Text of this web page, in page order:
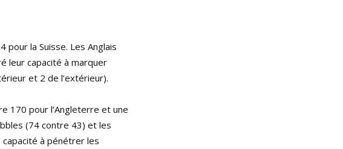
pour la Suisse. Les Anglais
leur capacité à marquer
et 2 de l’extérieur).
170 pour l’Angleterre et une
(74 contre 43) et les
à pénétrer les